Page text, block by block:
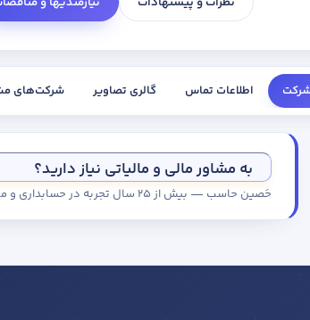
اطلاعات تماس گالری تصاویر شرکت‌های
به مشاور مالی و مالیاتی نیاز دارید؟
حَصین حاسب — بیش از ۲۵ سال تجربه در حسابداری و مالیات شرکت‌ها